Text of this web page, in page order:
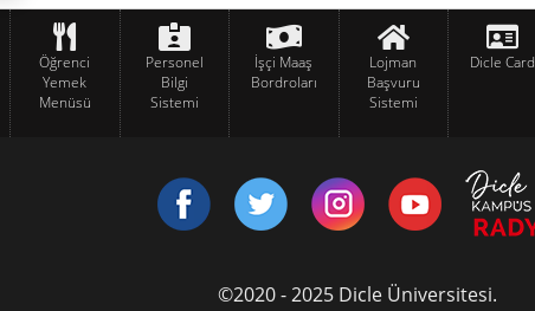
Öğrenci
Yemek
Menüsü
Personel
Bilgi
Sistemi
İşçi Maaş
Bordroları
Lojman
Başvuru
Sistemi
Dicle Card
©2020 - 2025 Dicle Üniversitesi.